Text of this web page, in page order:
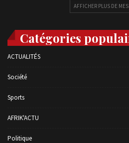
AFFICHER PLUS DE
Catégories
ACTUALITÉS
Société
Sports
AFRIK'ACTU
Politique